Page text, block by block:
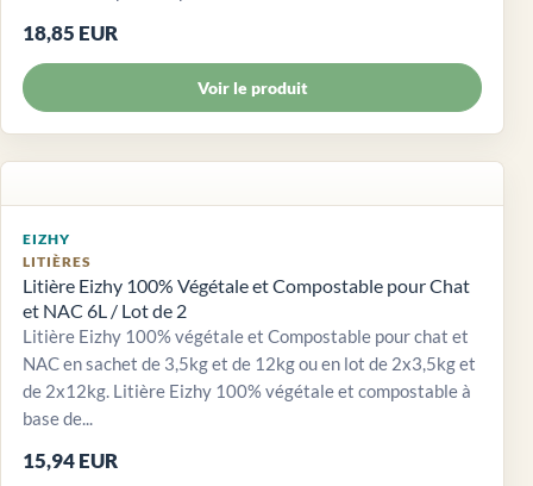
18,85 EUR
Voir le produit
EIZHY
LITIÈRES
Litière Eizhy 100% Végétale et Compostable pour Chat
et NAC 6L / Lot de 2
Litière Eizhy 100% végétale et Compostable pour chat et
NAC en sachet de 3,5kg et de 12kg ou en lot de 2x3,5kg et
de 2x12kg. Litière Eizhy 100% végétale et compostable à
base de...
15,94 EUR